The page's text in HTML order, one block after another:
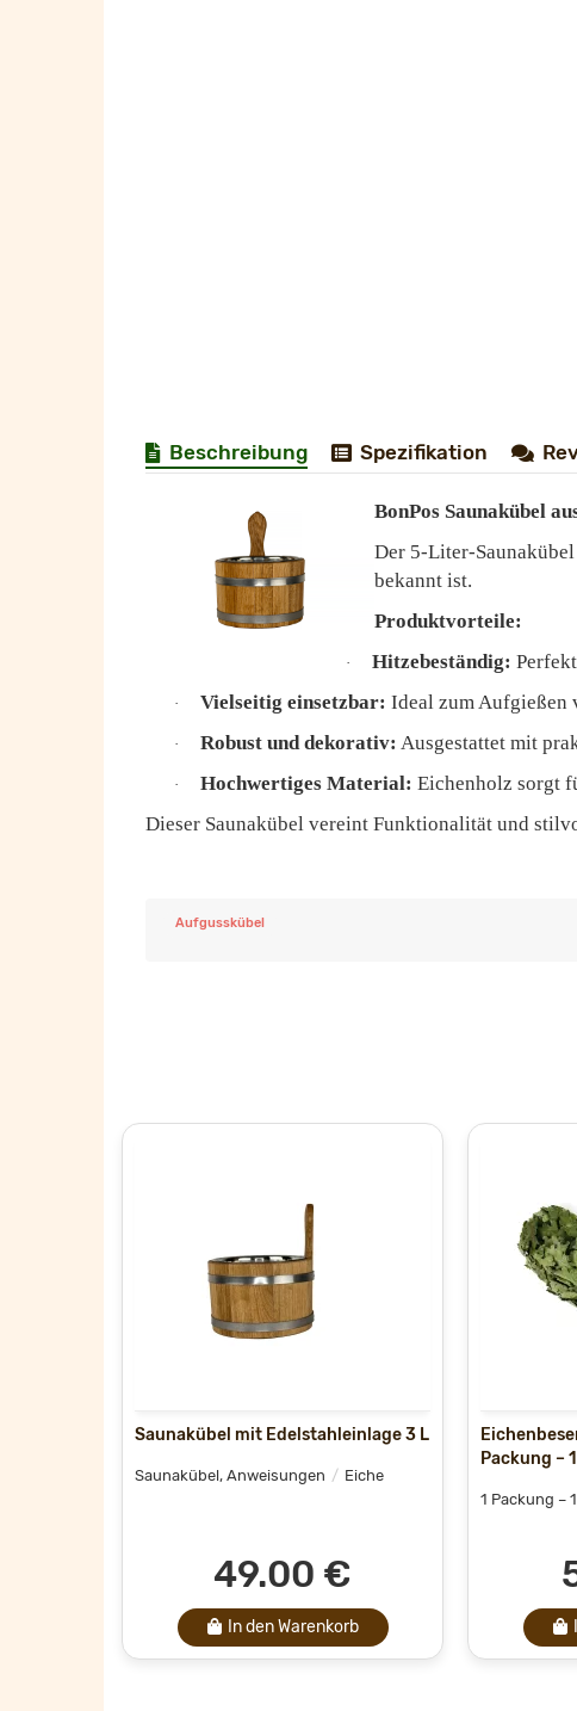
Beschreibung Spezifikation
BonPos Saunakübel
Der 5-Liter-
bekannt ist.
Produktvorteile:
· Hitzebeständig:
· Vielseitig einsetzbar: Ideal zum Aufgießen
· Robust und dekorativ: Ausgestattet mit
· Hochwertiges Material: Eichenholz sorgt
Dieser Saunakübel vereint Funktionalität und
Aufgusskübel
Saunakübel mit Edelstahleinlage 3 L
Saunakübel, Anweisungen Eiche
49.00 €
In den Warenkorb
Packung –
1 Packung –